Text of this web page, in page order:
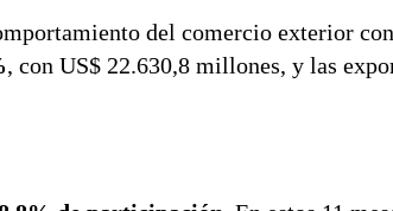
del comercio exterior
, con US$ 22.630,8 millones, y las